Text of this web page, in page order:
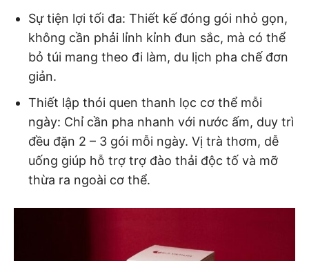
Sự tiện lợi tối đa: Thiết kế đóng gói nhỏ gọn,
không cần phải lỉnh kỉnh đun sắc, mà có thể
bỏ túi mang theo đi làm, du lịch pha chế đơn
giản.
Thiết lập thói quen thanh lọc cơ thể mỗi
ngày: Chỉ cần pha nhanh với nước ấm, duy trì
đều đặn 2 – 3 gói mỗi ngày. Vị trà thơm, dễ
uống giúp hỗ trợ trợ đào thải độc tố và mỡ
thừa ra ngoài cơ thể.